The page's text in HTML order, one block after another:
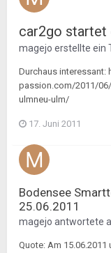
car2go startet
magejo erstellte ein
Durchaus
passion.com/2011/
ulmneu-ulm/
17. Juni 2011
Bodensee
25.06.2011
magejo antwortete
Quote: Am